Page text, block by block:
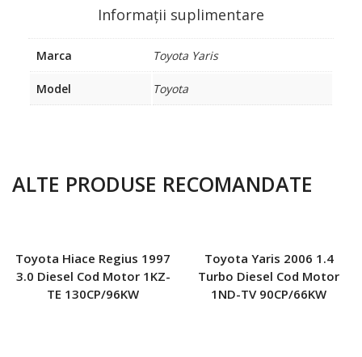
Informații suplimentare
Marca Toyota Yaris
Model Toyota
ALTE PRODUSE RECOMANDATE
Toyota Hiace Regius 1997
3.0 Diesel Cod Motor 1KZ-
TE 130CP/96KW
Toyota Yaris 2006 1.4
Turbo Diesel Cod Motor
1ND-TV 90CP/66KW